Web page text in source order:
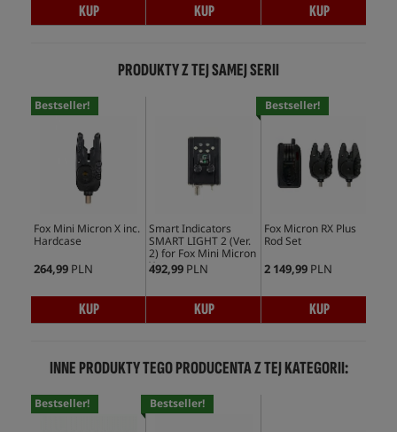
KUP KUP KUP
PRODUKTY Z TEJ SAMEJ SERII
Bestseller!
Fox Mini Micron X inc.
Hardcase
264,99 PLN
KUP
Smart Indicators
SMART LIGHT 2 (Ver.
2) for Fox Mini Micron
X
492,99 PLN
KUP
Bestseller!
Fox Micron RX Plus
Rod Set
2 149,99 PLN
KUP
INNE PRODUKTY TEGO PRODUCENTA Z TEJ KATEGORII:
Bestseller! Bestseller!